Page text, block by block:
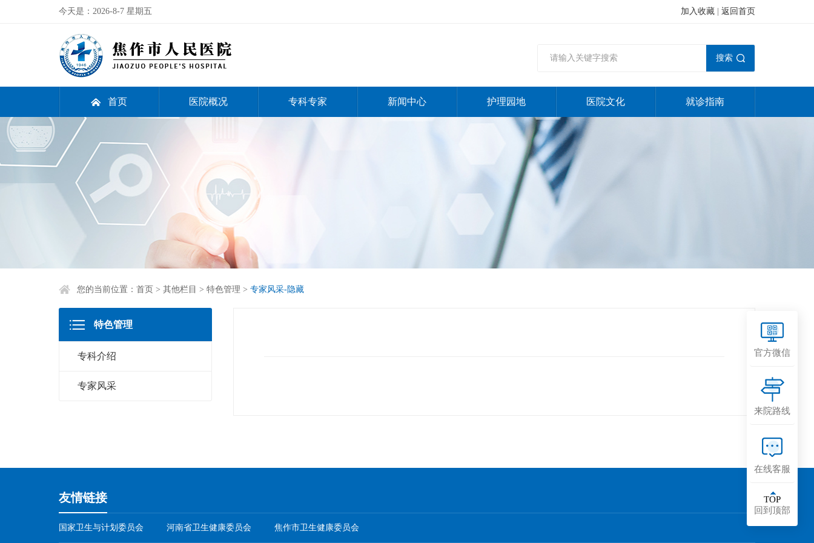
加入收藏 返回首页
今天是： 2026-8-7 星期五
搜索
首页 医院概况 专科专家 新闻中心 护理园地 医院文化 就诊指南
您的当前位置： 首页 > 其他栏目 > 特色管理 > 专家风采-隐藏
特色管理
专科介绍
专家风采
友情链接
国家卫生与计划委员会 河南省卫生健康委员会 焦作市卫生健康委员会
官方微信
来院路线
在线客服
TOP
回到顶部